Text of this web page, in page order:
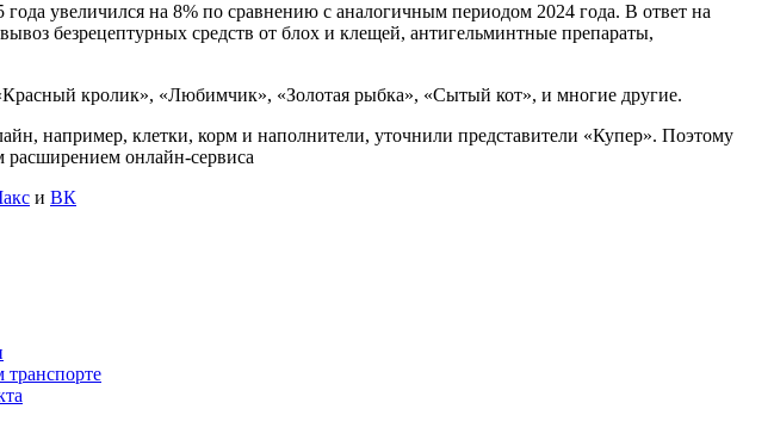
увеличился на 8% по сравнению с аналогичным периодом 2024 года. В ответ на
безрецептурных средств от блох и клещей, антигельминтные препараты,
кролик», «Любимчик», «Золотая рыбка», «Сытый кот», и многие другие.
например, клетки, корм и наполнители, уточнили представители «Купер». Поэтому
расширением онлайн-сервиса
и ВК
транспорте